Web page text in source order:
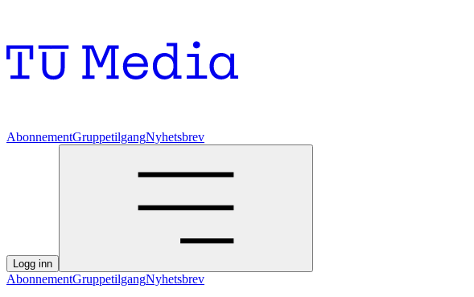
AbonnementGruppetilgangNyhetsbrev
Logg inn
AbonnementGruppetilgangNyhetsbrev